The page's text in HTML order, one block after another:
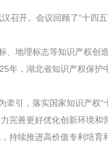
召开。会议回顾了“十四
、地理标志等知识产权
年，湖北省知识产权保
牵引，落实国家知识产
善更好优化创新环境
持续推进高价值专利培